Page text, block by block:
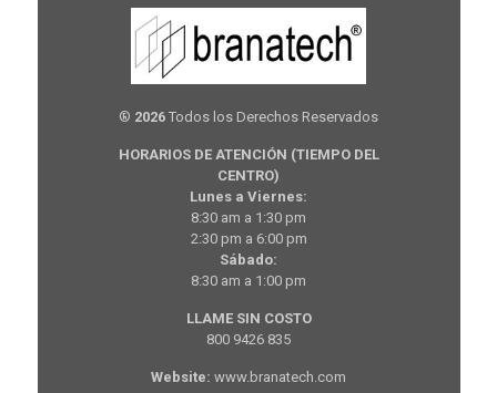
® 2026 Todos los Derechos Reservados
HORARIOS DE ATENCIÓN (TIEMPO DEL
CENTRO)
Lunes a Viernes:
8:30 am a 1:30 pm
2:30 pm a 6:00 pm
Sábado:
8:30 am a 1:00 pm
LLAME SIN COSTO
800 9426 835
Website: www.branatech.com